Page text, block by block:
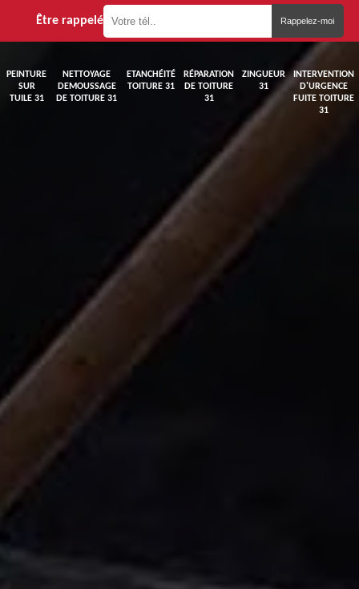
Être rappelé
PEINTURE
SUR
TUILE 31
NETTOYAGE
DEMOUSSAGE
DE TOITURE 31
ETANCHÉITÉ
TOITURE 31
RÉPARATION
DE TOITURE
31
ZINGUEUR
31
INTERVENTION
D'URGENCE
FUITE TOITURE
31